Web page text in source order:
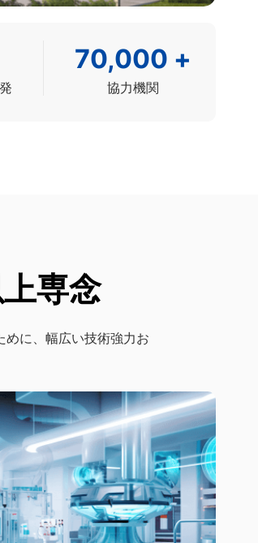
70,000 +
協力機関
専念
に、幅広い技術強力お